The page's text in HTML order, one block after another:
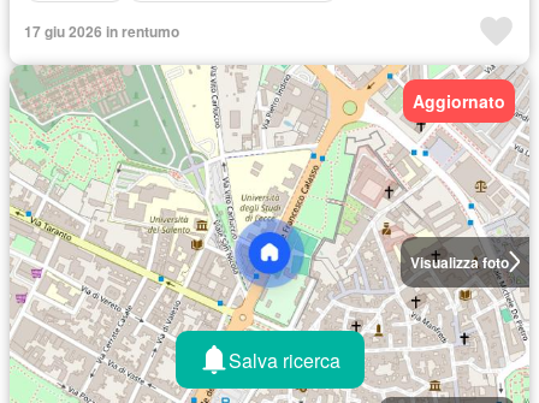
17 giu 2026 in rentumo
Visualizza foto
Aggiornato
Salva ricerca